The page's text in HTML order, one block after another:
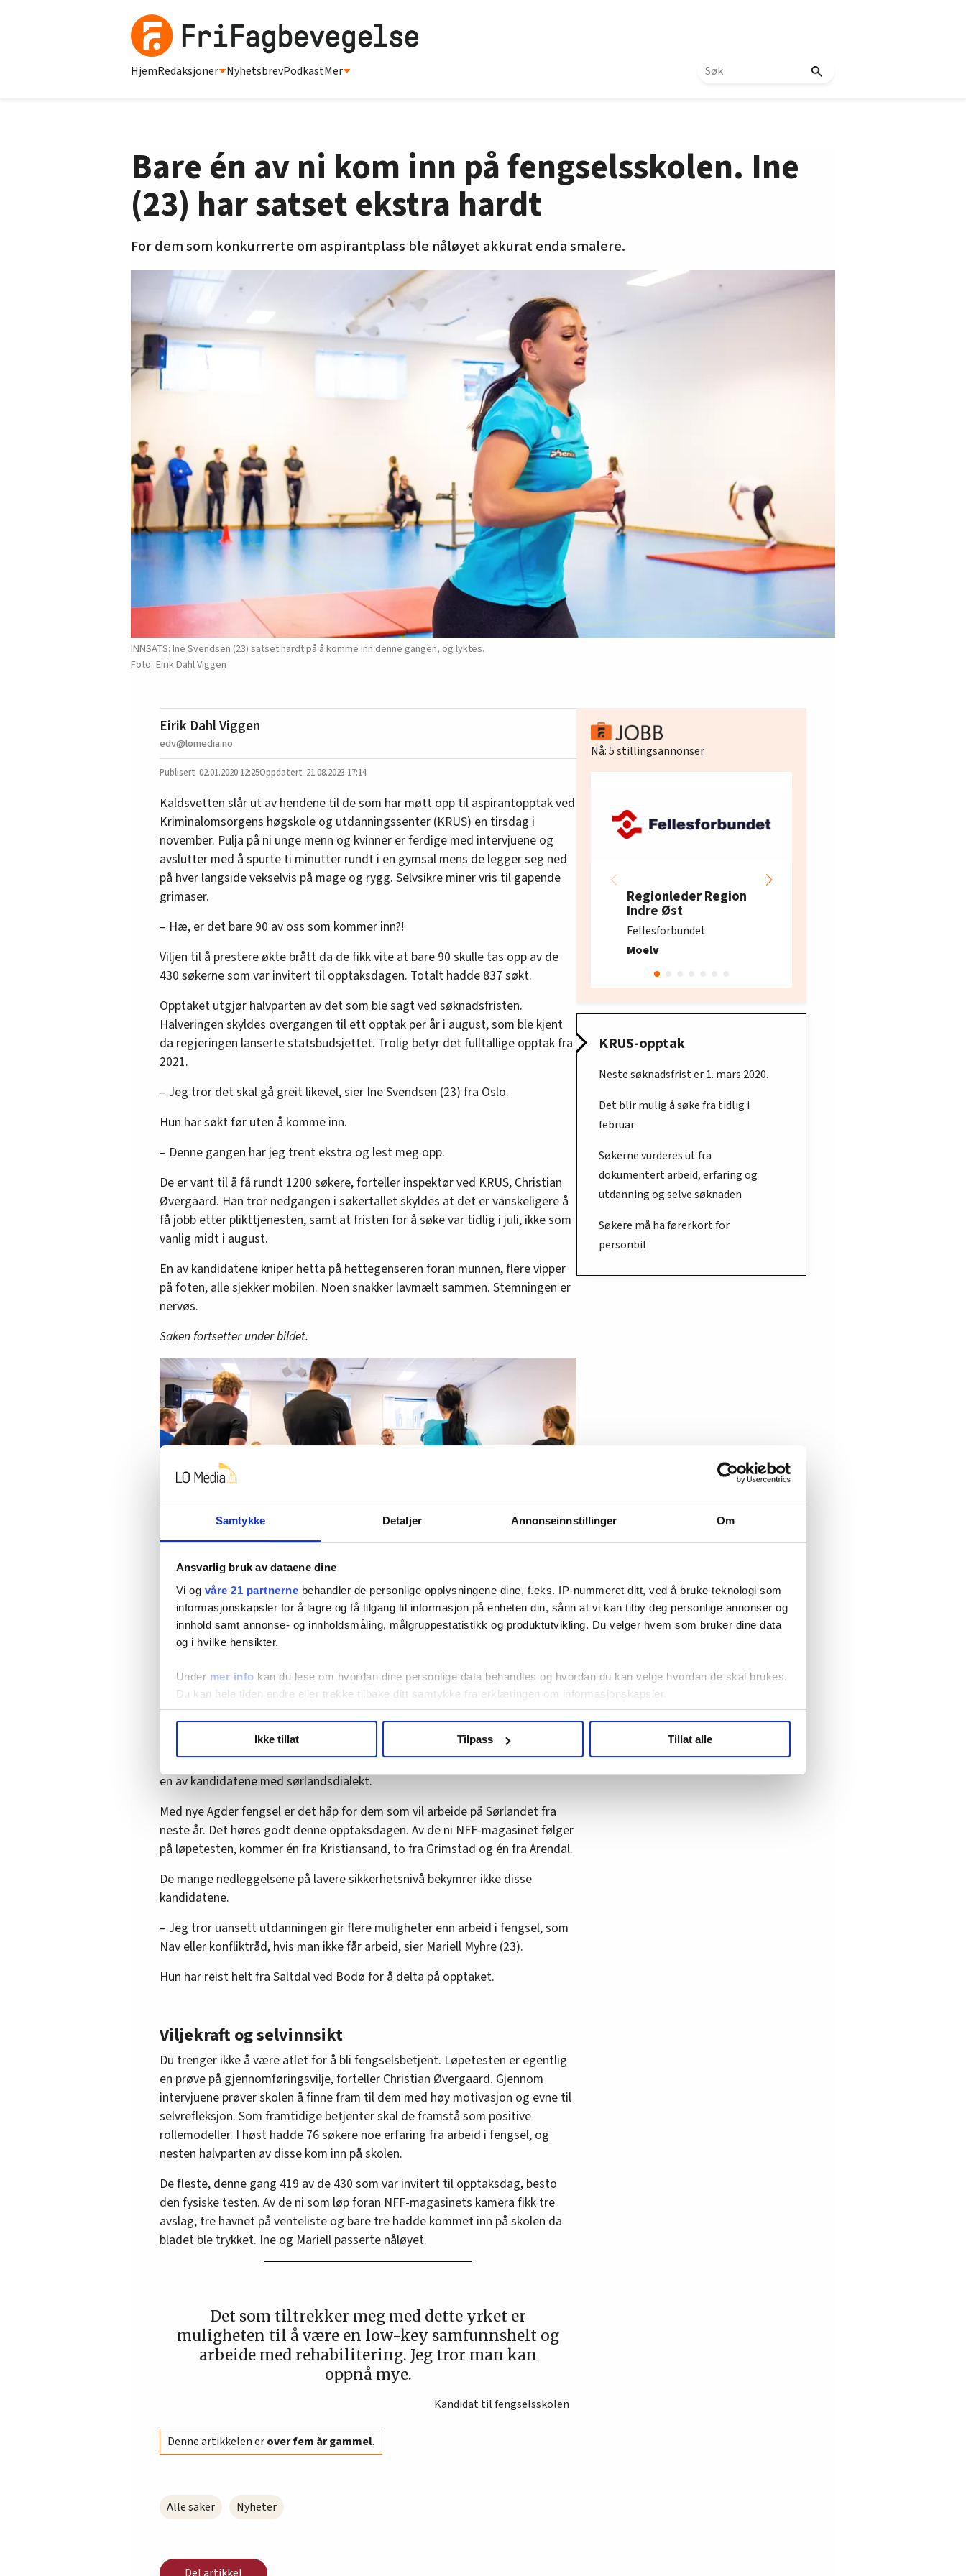
Samtykke Detaljer Annonseinnstillinger Om
Ansvarlig bruk av dataene dine
Vi og våre 21 partnerne behandler de personlige opplysningene dine, f.eks. IP-nummeret ditt, ved å bruke teknologi som
informasjonskapsler for å lagre og få tilgang til informasjon på enheten din, sånn at vi kan tilby deg personlige annonser og
innhold samt annonse- og innholdsmåling, målgruppestatistikk og produktutvikling. Du velger hvem som bruker dine data
og i hvilke hensikter.
Under mer info kan du lese om hvordan dine personlige data behandles og hvordan du kan velge hvordan de skal brukes.
Du kan hele tiden endre eller trekke tilbake ditt samtykke fra erklæringen om informasjonskapsler.
hvordan våre nettsider blir brukt slik at vi tilby relevant innhold, tilpassede annonser og utarbeide statistikk.
annonsering. Disse er angitt i oversikten lengre ned på denne siden.
Ikke tillat Tilpass Tillat alle
HjemRedaksjoner NyhetsbrevPodkastMer
Bare én av ni kom inn på fengselsskolen. Ine
(23) har satset ekstra hardt
For dem som konkurrerte om aspirantplass ble nåløyet akkurat enda smalere.
INNSATS: Ine Svendsen (23) satset hardt på å komme inn denne gangen, og lyktes.
Eirik Dahl Viggen
Eirik Dahl Viggen
edv@lomedia.no
02.01.2020 12:25 21.08.2023 17:14
Kaldsvetten slår ut av hendene til de som har møtt opp til aspirantopptak ved
Kriminalomsorgens høgskole og utdanningssenter (KRUS) en tirsdag i
november. Pulja på ni unge menn og kvinner er ferdige med intervjuene og
avslutter med å spurte ti minutter rundt i en gymsal mens de legger seg ned
på hver langside vekselvis på mage og rygg. Selvsikre miner vris til gapende
grimaser.
– Hæ, er det bare 90 av oss som kommer inn?!
Viljen til å prestere økte brått da de fikk vite at bare 90 skulle tas opp av de
430 søkerne som var invitert til opptaksdagen. Totalt hadde 837 søkt.
Opptaket utgjør halvparten av det som ble sagt ved søknadsfristen.
Halveringen skyldes overgangen til ett opptak per år i august, som ble kjent
da regjeringen lanserte statsbudsjettet. Trolig betyr det fulltallige opptak fra
2021.
– Jeg tror det skal gå greit likevel, sier Ine Svendsen (23) fra Oslo.
Hun har søkt før uten å komme inn.
– Denne gangen har jeg trent ekstra og lest meg opp.
De er vant til å få rundt 1200 søkere, forteller inspektør ved KRUS, Christian
Øvergaard. Han tror nedgangen i søkertallet skyldes at det er vanskeligere å
få jobb etter plikttjenesten, samt at fristen for å søke var tidlig i juli, ikke som
vanlig midt i august.
En av kandidatene kniper hetta på hettegenseren foran munnen, flere vipper
på foten, alle sjekker mobilen. Noen snakker lavmælt sammen. Stemningen er
nervøs.
Saken fortsetter under bildet.
OBSERVASJON: Førstebetjentene Ina Andersen og Leo Emblemsvåg instruerer kandidatene.
Samfunnsoppdrag
– Det som tiltrekker meg med dette yrket er muligheten til å være en
samfunnshelt og arbeide med rehabilitering. Jeg tror man kan oppnå mye, sier
en av kandidatene med sørlandsdialekt.
Med nye Agder fengsel er det håp for dem som vil arbeide på Sørlandet fra
neste år. Det høres godt denne opptaksdagen. Av de ni NFF-magasinet følger
på løpetesten, kommer én fra Kristiansand, to fra Grimstad og én fra Arendal.
De mange nedleggelsene på lavere sikkerhetsnivå bekymrer ikke disse
kandidatene.
– Jeg tror uansett utdanningen gir flere muligheter enn arbeid i fengsel, som
Nav eller konfliktråd, hvis man ikke får arbeid, sier Mariell Myhre (23).
Hun har reist helt fra Saltdal ved Bodø for å delta på opptaket.
Viljekraft og selvinnsikt
Du trenger ikke å være atlet for å bli fengselsbetjent. Løpetesten er egentlig
en prøve på gjennomføringsvilje, forteller Christian Øvergaard. Gjennom
intervjuene prøver skolen å finne fram til dem med høy motivasjon og evne til
selvrefleksjon. Som framtidige betjenter skal de framstå som positive
rollemodeller. I høst hadde 76 søkere noe erfaring fra arbeid i fengsel, og
nesten halvparten av disse kom inn på skolen.
De fleste, denne gang 419 av de 430 som var invitert til opptaksdag, besto
den fysiske testen. Av de ni som løp foran NFF-magasinets kamera fikk tre
avslag, tre havnet på venteliste og bare tre hadde kommet inn på skolen da
bladet ble trykket. Ine og Mariell passerte nåløyet.
Det som tiltrekker meg med dette yrket er
muligheten til å være en low-key samfunnshelt og
arbeide med rehabilitering. Jeg tror man kan
oppnå mye.
Kandidat til fengselsskolen
Denne artikkelen erover fem år gammel.
Alle saker Nyheter
Del artikkel
Nå:5stillingsannonser
Regionleder Region
Indre Øst
Fellesforbundet
Moelv
KRUS-opptak
Neste søknadsfrist er 1. mars 2020.
Det blir mulig å søke fra tidlig i
februar
Søkerne vurderes ut fra
dokumentert arbeid, erfaring og
utdanning og selve søknaden
Søkere må ha førerkort for
personbil